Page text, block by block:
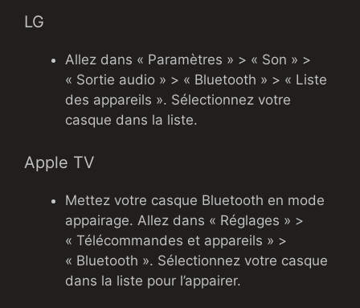
LG
Allez dans « Paramètres » > « Son » >
« Sortie audio » > « Bluetooth » > « Liste
des appareils ». Sélectionnez votre
casque dans la liste.
Apple TV
Mettez votre casque Bluetooth en mode
appairage. Allez dans « Réglages » >
« Télécommandes et appareils » >
« Bluetooth ». Sélectionnez votre casque
dans la liste pour l’appairer.